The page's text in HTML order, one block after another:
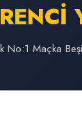
No:1 Maçka